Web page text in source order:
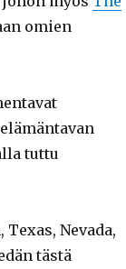
omien
tuttu
Nevada,
tästä